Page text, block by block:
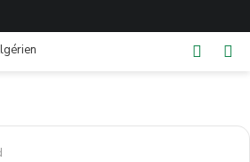
Switch